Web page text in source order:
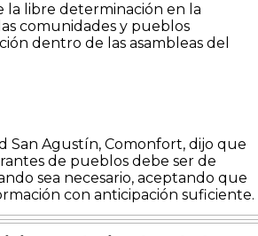
la libre determinación en la
comunidades y pueblos
dentro de las asambleas del
San Agustín, Comonfort, dijo que
de pueblos debe ser de
sea necesario, aceptando que
con anticipación suficiente.